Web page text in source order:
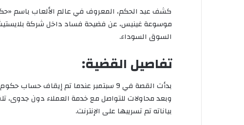
كشف عبد الحكم، المعروف في عالم الألعاب باسم
موسوعة غينيس، عن فضيحة فساد داخل شركة
السوق السوداء.
تفاصيل القضية:
بدأت القصة في 9 سبتمبر عندما تم إيقاف
وبعد محاولات للتواصل مع خدمة العملاء دون جدوى،
بياناته تم تسريبها على الإنترنت.